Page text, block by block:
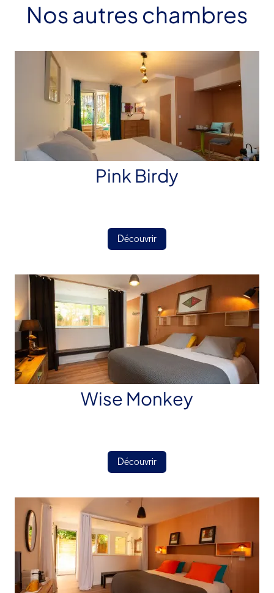
Nos autres chambres
Pink Birdy
Découvrir
Wise Monkey
Découvrir